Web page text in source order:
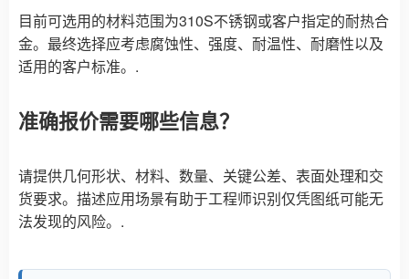
目前可选用的材料范围为310S不锈钢或客户指定的耐热合
金。最终选择应考虑腐蚀性、强度、耐温性、耐磨性以及
适用的客户标准。.
准确报价需要哪些信息？
请提供几何形状、材料、数量、关键公差、表面处理和交
货要求。描述应用场景有助于工程师识别仅凭图纸可能无
法发现的风险。.